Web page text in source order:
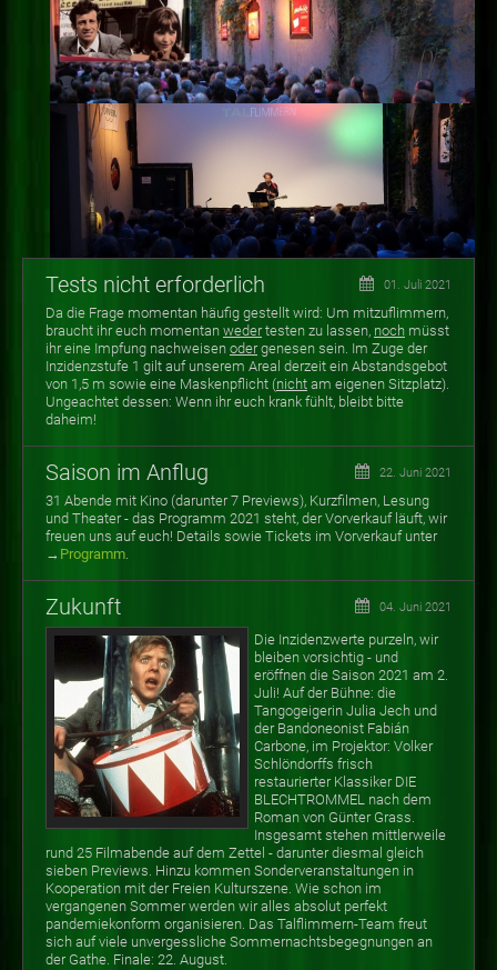
Tests nicht erforderlich 01. Juli 2021
Da die Frage momentan häufig gestellt wird: Um mitzuflimmern,
braucht ihr euch momentan wedertesten zu lassen, noch müsst
ihr eine Impfung nachweisen odergenesen sein. Im Zuge der
Inzidenzstufe 1 gilt auf unserem Areal derzeit ein Abstandsgebot
von 1,5 m sowie eine Maskenpflicht (nicht am eigenen Sitzplatz).
Ungeachtet dessen: Wenn ihr euch krank fühlt, bleibt bitte
daheim!
Saison im Anflug 22. Juni 2021
31 Abende mit Kino (darunter 7 Previews), Kurzfilmen, Lesung
und Theater - das Programm 2021 steht, der Vorverkauf läuft, wir
freuen uns auf euch! Details sowie Tickets im Vorverkauf unter
→ Programm.
Zukunft 04. Juni 2021
Die Inzidenzwerte purzeln, wir
bleiben vorsichtig - und
eröffnen die Saison 2021 am 2.
Juli! Auf der Bühne: die
Tangogeigerin Julia Jech und
der Bandoneonist Fabián
Carbone, im Projektor: Volker
Schlöndorffs frisch
restaurierter Klassiker DIE
BLECHTROMMEL nach dem
Roman von Günter Grass.
Insgesamt stehen mittlerweile
rund 25 Filmabende auf dem Zettel - darunter diesmal gleich
sieben Previews. Hinzu kommen Sonderveranstaltungen in
Kooperation mit der Freien Kulturszene. Wie schon im
vergangenen Sommer werden wir alles absolut perfekt
pandemiekonform organisieren. Das Talflimmern-Team freut
sich auf viele unvergessliche Sommernachtsbegegnungen an
der Gathe. Finale: 22. August.